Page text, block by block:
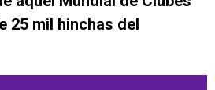
25 mil hinchas del